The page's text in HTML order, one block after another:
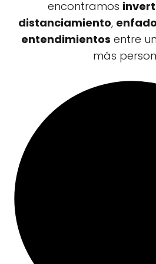
encontramos
distanciamiento,
entendimientos entre
más